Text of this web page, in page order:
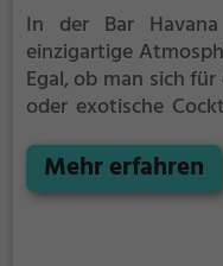
In der Bar
einzigartige
Egal, ob man sich
oder exotische
Getränken wird
Ob alleine, mit
Mehr erfahren